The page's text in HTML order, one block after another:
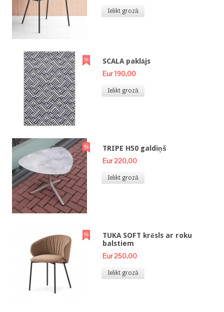
Ielikt grozā
SCALA paklājs
Eur 190,00
Ielikt grozā
TRIPE H50 galdiņš
Eur 220,00
Ielikt grozā
TUKA SOFT krēsls ar roku
balstiem
Eur 250,00
Ielikt grozā